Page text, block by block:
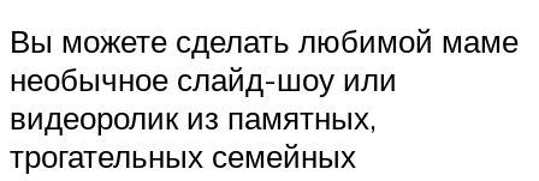
Вы можете сделать любимой маме
необычное слайд-шоу или
видеоролик из памятных,
трогательных семейных